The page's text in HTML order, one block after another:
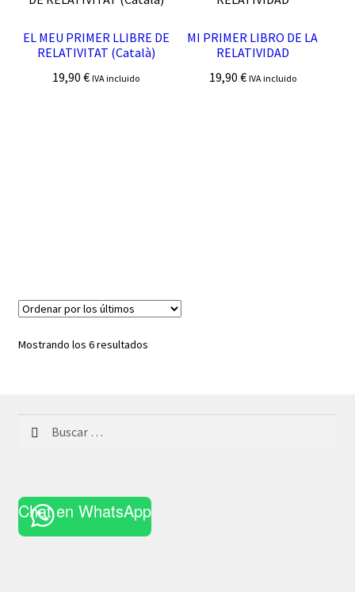
EL MEU PRIMER LLIBRE DE
RELATIVITAT (Català)
19,90€ IVA incluido
MI PRIMER LIBRO DE LA
RELATIVIDAD
19,90 € IVA incluido
Mostrando los 6 resultadosOrdenado
Chat en WhatsApp